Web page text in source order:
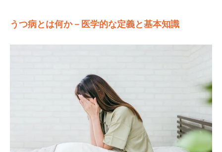
うつ病とは何か－医学的な定義と基本知識